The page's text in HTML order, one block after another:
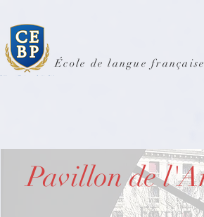
École de langue
Pavillon de